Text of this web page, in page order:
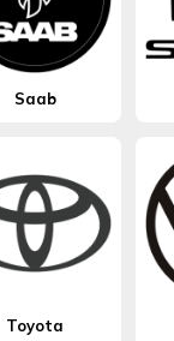
Saab
Toyota